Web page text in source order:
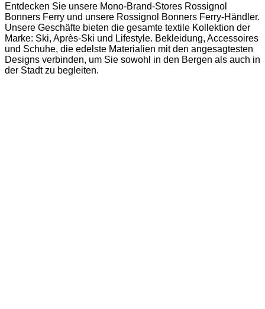
Entdecken Sie unsere Mono-Brand-Stores Rossignol
Bonners Ferry und unsere Rossignol Bonners Ferry-Händler.
Unsere Geschäfte bieten die gesamte textile Kollektion der
Marke: Ski, Après-Ski und Lifestyle. Bekleidung, Accessoires
und Schuhe, die edelste Materialien mit den angesagtesten
Designs verbinden, um Sie sowohl in den Bergen als auch in
der Stadt zu begleiten.